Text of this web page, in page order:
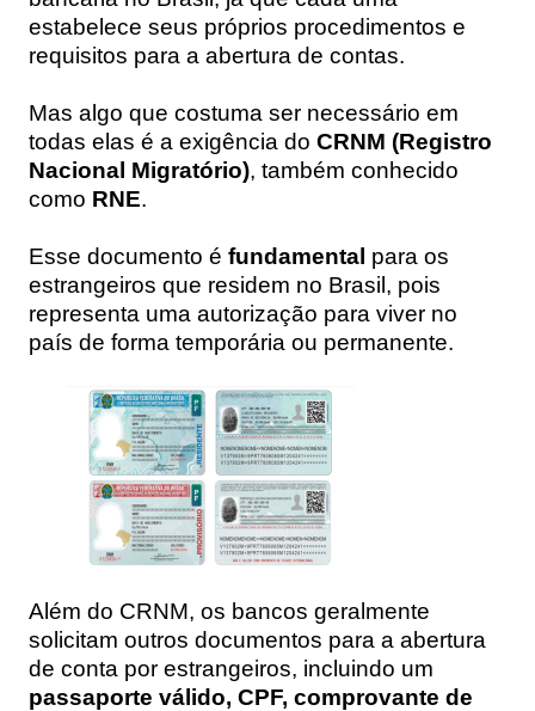
estabelece seus próprios procedimentos e
requisitos para a abertura de contas.
Mas algo que costuma ser necessário em
todas elas é a exigência do CRNM (Registro
Nacional Migratório), também conhecido
como RNE.
Esse documento é fundamental para os
estrangeiros que residem no Brasil, pois
representa uma autorização para viver no
país de forma temporária ou permanente.
Além do CRNM, os bancos geralmente
solicitam outros documentos para a abertura
de conta por estrangeiros, incluindo um
passaporte válido, CPF, comprovante de